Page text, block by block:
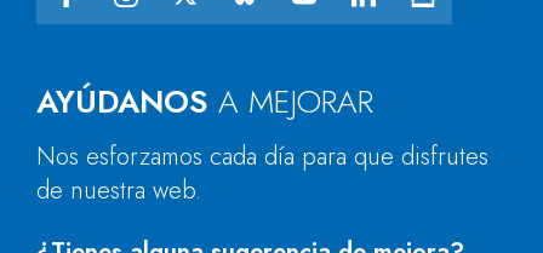
AYÚDANOS A MEJORAR
Nos esforzamos cada día para que disfrutes
de nuestra web.